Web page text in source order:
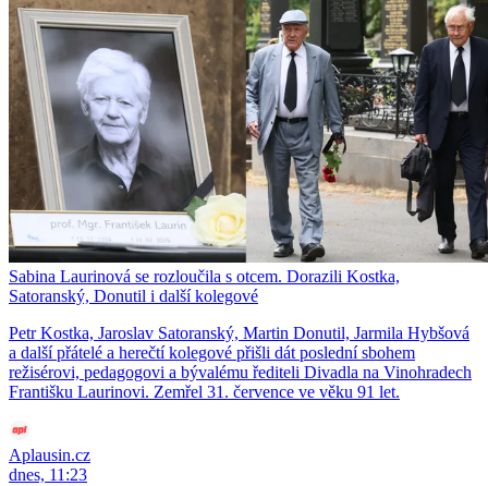
Sabina Laurinová se rozloučila s otcem. Dorazili Kostka,
Satoranský, Donutil i další kolegové
Petr Kostka, Jaroslav Satoranský, Martin Donutil, Jarmila Hybšová
a další přátelé a herečtí kolegové přišli dát poslední sbohem
režisérovi, pedagogovi a bývalému řediteli Divadla na Vinohradech
Františku Laurinovi. Zemřel 31. července ve věku 91 let.
Aplausin.cz
dnes, 11:23